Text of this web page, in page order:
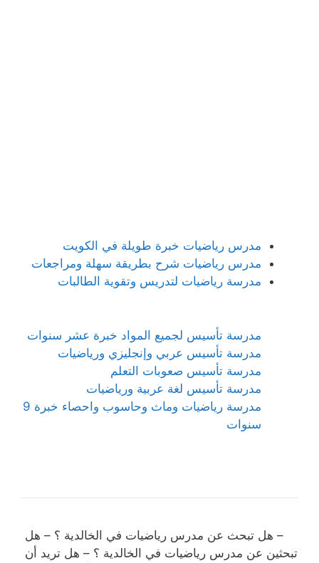
مدرس رياضيات خبرة طويلة في الكويت
مدرس رياضيات شرح بطريقة سهلة ومراجعات
مدرسة رياضيات لتدريس وتقوية الطالبات
مدرسة تأسيس لجميع المواد خبرة عشر سنوات
مدرسة تأسيس عربي وإنجليزي ورياضيات
مدرسة تأسيس صعوبات التعلم
مدرسة تأسيس لغة عربية ورياضيات
مدرسة رياضيات وماث وحاسوب واحصاء خبرة 9
سنوات
– هل تبحث عن مدرس رياضيات في الخالدية ؟ – هل
تبحثين عن مدرس رياضيات في الخالدية ؟ – هل تريد أن